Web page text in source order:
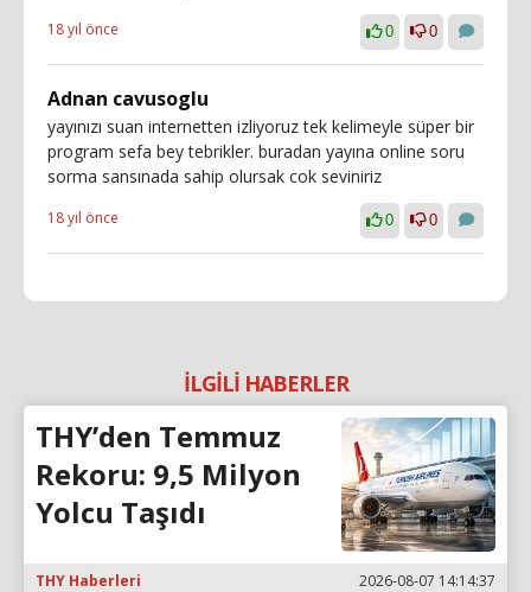
18 yıl önce 0 0
Adnan cavusoglu
yayınızı suan internetten izliyoruz tek kelimeyle süper bir
program sefa bey tebrikler. buradan yayına online soru
sorma sansınada sahip olursak cok seviniriz
18 yıl önce 0 0
İLGİLİ HABERLER
THY’den Temmuz
Rekoru: 9,5 Milyon
Yolcu Taşıdı
THY Haberleri 2026-08-07 14:14:37